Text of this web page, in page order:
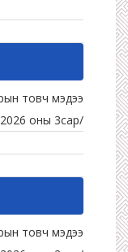
товч мэдээ
оны 3сар/
товч мэдээ